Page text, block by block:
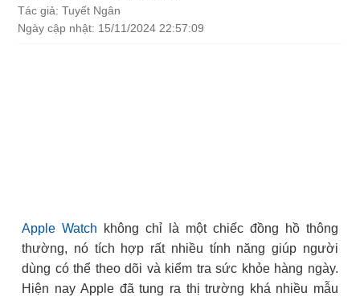
Tác giả: Tuyết Ngân
Ngày cập nhật: 15/11/2024 22:57:09
Apple Watch không chỉ là một chiếc đồng hồ thông
thường, nó tích hợp rất nhiều tính năng giúp người
dùng có thể theo dõi và kiểm tra sức khỏe hàng ngày.
Hiện nay Apple đã tung ra thị trường khá nhiều mẫu